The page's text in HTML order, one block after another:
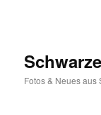
Fotos & Neues